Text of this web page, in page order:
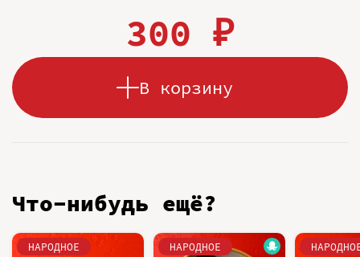
300 ₽
В корзину
Что-нибудь ещё?
НАРОДНОЕ НАРОДНОЕ